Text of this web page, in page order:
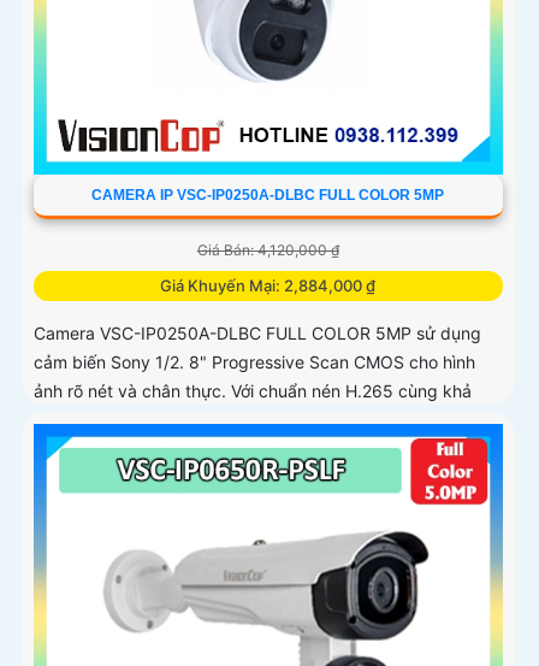
CAMERA IP VSC-IP0250A-DLBC FULL COLOR 5MP
Giá Bán: 4,120,000 ₫
Giá Khuyến Mại: 2,884,000 ₫
Camera VSC-IP0250A-DLBC FULL COLOR 5MP sử dụng
cảm biến Sony 1/2. 8" Progressive Scan CMOS cho hình
ảnh rõ nét và chân thực. Với chuẩn nén H.265 cùng khả
năng zoom quang 4X...